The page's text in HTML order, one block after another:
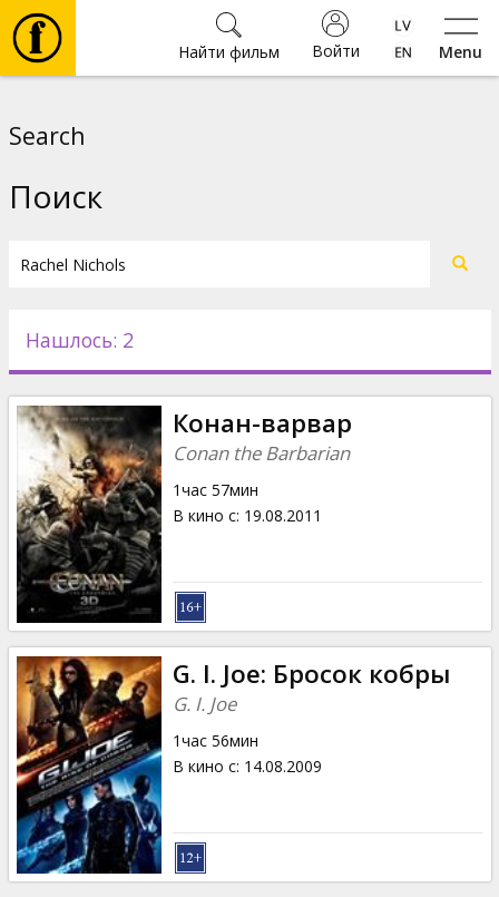
Menu
Войти
Найти фильм
Новости
Подарки
Кинозакуски
B2B
Клуб
Search
Поиск
Нашлось: 2
Конан-варвар
Conan the Barbarian
1час 57мин
В кино с: 19.08.2011
G. I. Joe: Бросок кобры
G. I. Joe
1час 56мин
В кино с: 14.08.2009